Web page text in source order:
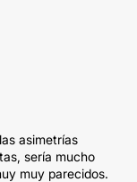
asimetrías
sería mucho
muy parecidos.